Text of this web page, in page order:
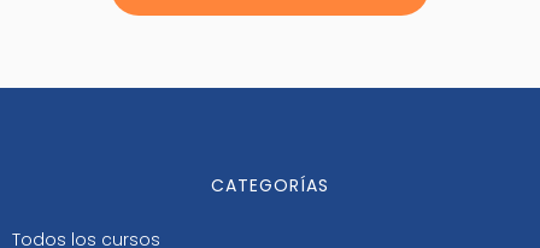
CATEGORÍAS
Todos los cursos